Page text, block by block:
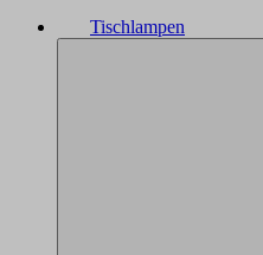
Tischlampen